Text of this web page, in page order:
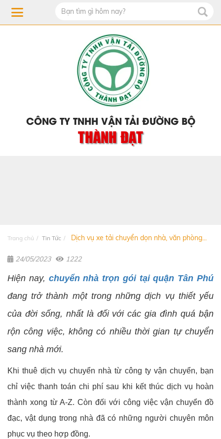
CÔNG TY TNHH VẬN TẢI ĐƯỜNG BỘ
THÀNH ĐẠT
Trang chủ Tin Tức Dịch vụ xe tải chuyển dọn nhà, văn phòng...
24/05/2023 1222
Hiện nay, chuyển nhà trọn gói tại quận Tân Phú
đang trở thành một trong những dịch vụ thiết yếu
của đời sống, nhất là đối với các gia đình quá bận
rộn công việc, không có nhiều thời gian tự chuyển
sang nhà mới.
Khi thuê dịch vụ chuyển nhà từ công ty vận chuyển, bạn
chỉ việc thanh toán chi phí sau khi kết thúc dịch vụ hoàn
thành xong từ A-Z. Còn đối với công việc vận chuyển đồ
đạc, vật dụng trong nhà đã có những người chuyên môn
phục vụ theo hợp đồng.